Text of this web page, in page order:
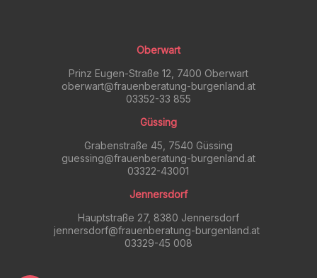
Oberwart
Prinz Eugen-Straße 12, 7400 Oberwart
oberwart@frauenberatung-burgenland.at
03352-33 855
Güssing
Grabenstraße 45, 7540 Güssing
guessing@frauenberatung-burgenland.at
03322-43001
Jennersdorf
Hauptstraße 27, 8380 Jennersdorf
jennersdorf@frauenberatung-burgenland.at
03329-45 008